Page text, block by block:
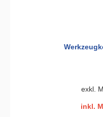
exkl.
inkl.